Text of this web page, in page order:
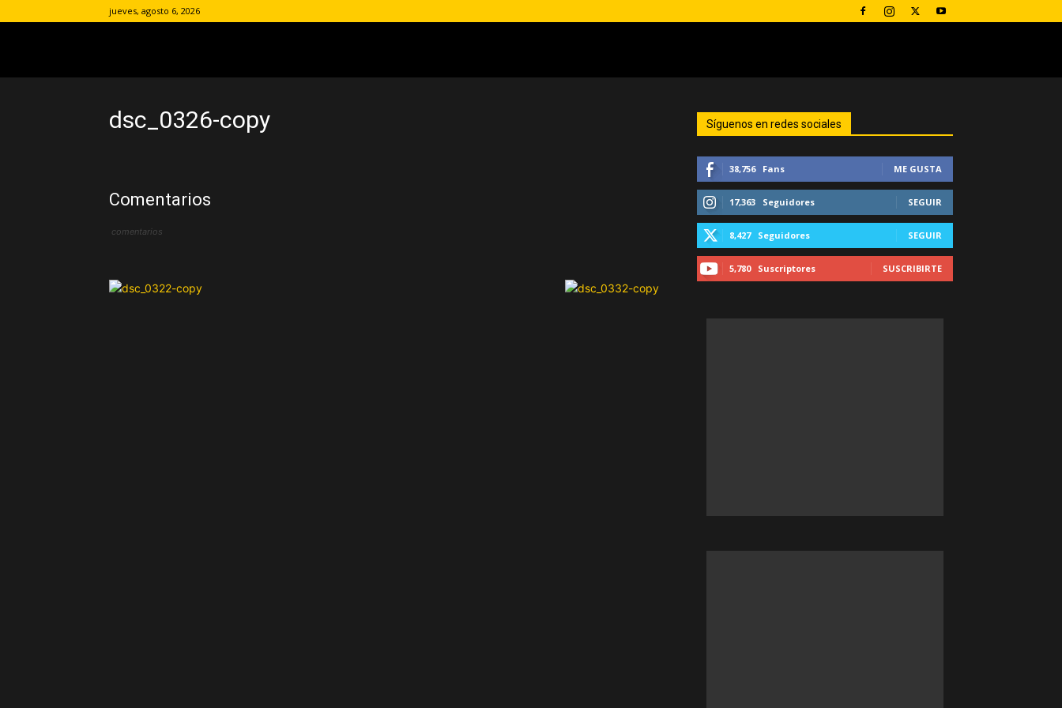
jueves, agosto 6, 2026
dsc_0326-copy
Comentarios
comentarios
Síguenos en redes sociales
38,756 Fans ME GUSTA
17,363 Seguidores SEGUIR
8,427 Seguidores SEGUIR
5,780 Suscriptores SUSCRIBIRTE